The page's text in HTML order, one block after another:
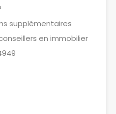
supplémentaires
en immobilier